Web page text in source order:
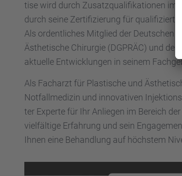
tise wird durch Zusatz­qua­li­fi­ka­tio­nen im
durch seine Zerti­fi­zie­rung für
Als ordent­li­ches Mitglied der Deutschen
Ästhe­ti­sche Chirur­gie (DGPRÄC) und
aktuelle Entwick­lun­gen in seinem
Als Facharzt für Plasti­sche und
Notfall­me­di­zin und innova­ti­ven
ter Experte für Ihr Anlie­gen im Bereich
vielfäl­tige Erfah­rung und sein
Ihnen eine Behand­lung auf höchs­tem